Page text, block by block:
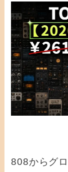
808からグ